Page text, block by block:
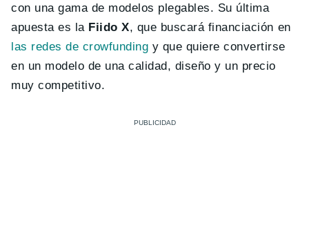
con una gama de modelos plegables. Su última
apuesta es la Fiido X, que buscará financiación en
las redes de crowfunding y que quiere convertirse
en un modelo de una calidad, diseño y un precio
muy competitivo.